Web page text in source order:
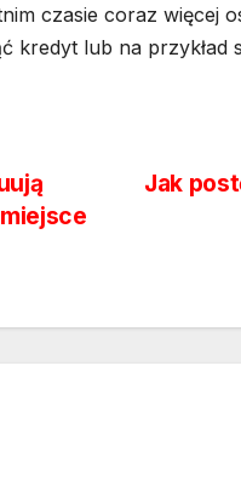
czasie coraz więcej
kredyt lub na przykład
Jak